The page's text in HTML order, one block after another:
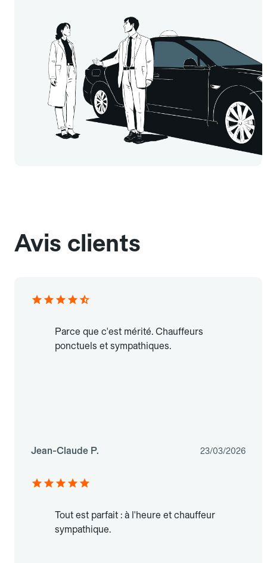
Avis clients
Parce que c'est mérité. Chauffeurs
ponctuels et sympathiques.
Jean-Claude P. 23/03/2026
Tout est parfait : à l'heure et chauffeur
sympathique.